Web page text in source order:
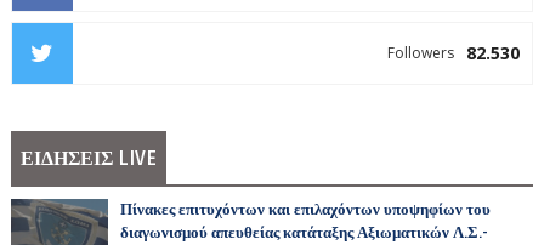
82.530
Followers
ΕΙΔΗΣΕΙΣ LIVE
Πίνακες επιτυχόντων και επιλαχόντων υποψηφίων του
διαγωνισμού απευθείας κατάταξης Αξιωματικών Λ.Σ.-